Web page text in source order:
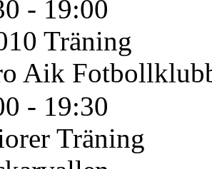
- 19:00
Träning
Aik
- 19:30
Träning